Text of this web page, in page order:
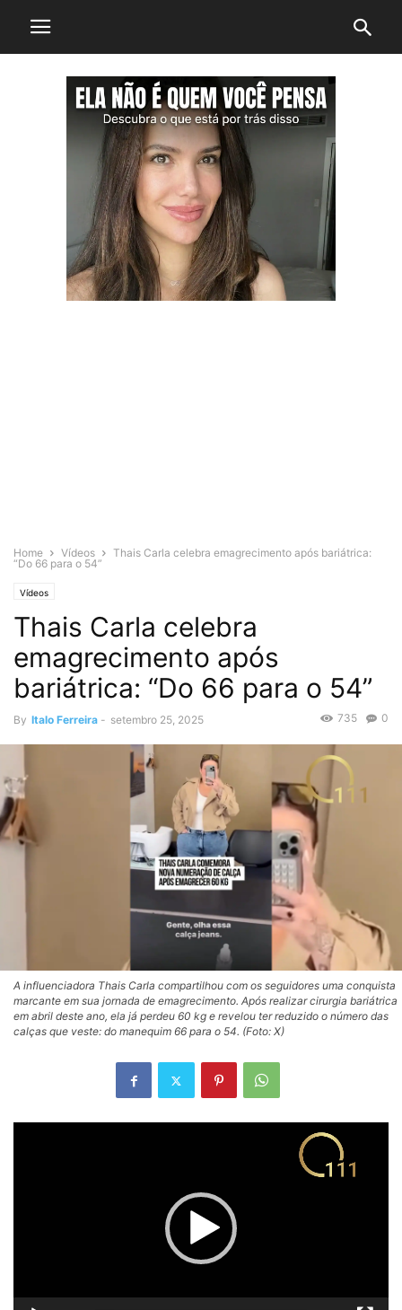
Home Vídeos
Thais Carla celebra emagrecimento após bariátrica:
“Do 66 para o 54”
Vídeos
Thais Carla celebra
emagrecimento após
bariátrica: “Do 66 para o 54”
By Italo Ferreira - setembro 25, 2025 0
735
A influenciadora Thais Carla compartilhou com os seguidores uma conquista
marcante em sua jornada de emagrecimento. Após realizar cirurgia bariátrica
em abril deste ano, ela já perdeu 60 kg e revelou ter reduzido o número das
calças que veste: do manequim 66 para o 54. (Foto: X)